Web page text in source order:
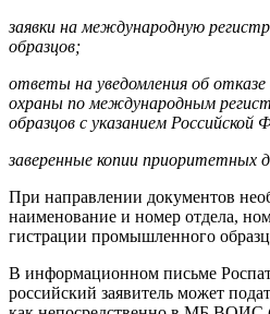
заявки на международную
образцов;
ответы на уведомления об отказе
охраны по международным
образцов с указанием Россий­ской
заверенные копии приоритетных
При направлении документов
наименование и но­мер отдела,
гистрации промышленного
В информационном письме
российский заяви­тель может